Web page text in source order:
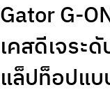
Gator G-
เคสดีเจระ
แล็ปท็อปแบ